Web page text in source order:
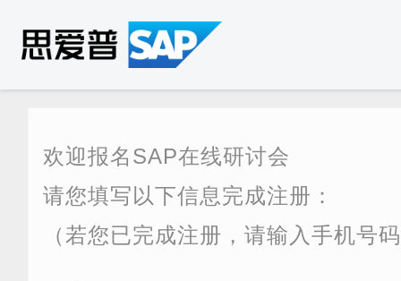
欢迎报名SAP在线研讨会
请您填写以下信息完成注册：
（若您已完成注册，请输入手机号